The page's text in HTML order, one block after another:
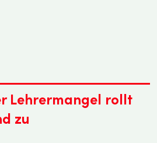
Lehrermangel rollt
zu